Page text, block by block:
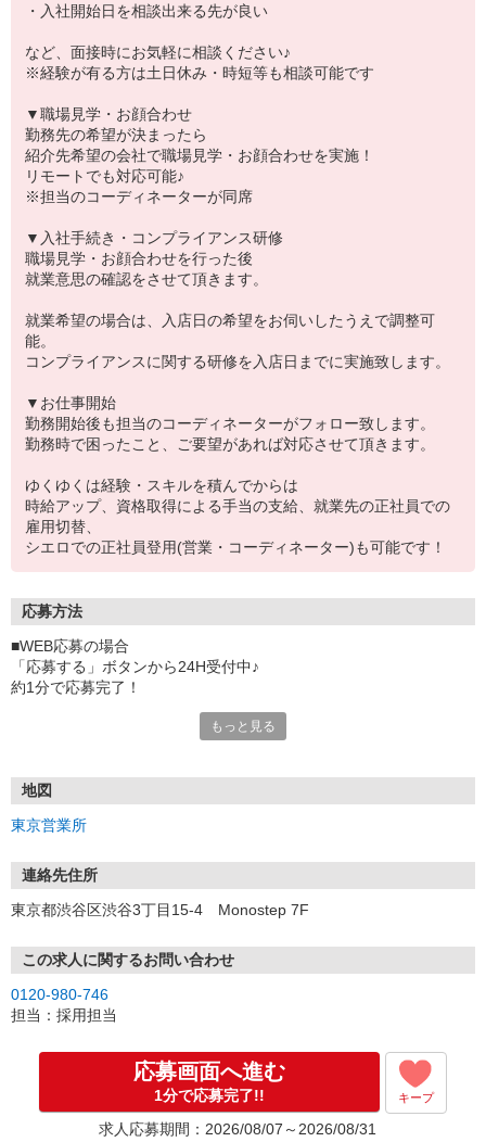
・入社開始日を相談出来る先が良い
など、面接時にお気軽に相談ください♪
※経験が有る方は土日休み・時短等も相談可能です
▼職場見学・お顔合わせ
勤務先の希望が決まったら
紹介先希望の会社で職場見学・お顔合わせを実施！
リモートでも対応可能♪
※担当のコーディネーターが同席
▼入社手続き・コンプライアンス研修
職場見学・お顔合わせを行った後
就業意思の確認をさせて頂きます。
就業希望の場合は、入店日の希望をお伺いしたうえで調整可
能。
コンプライアンスに関する研修を入店日までに実施致します。
▼お仕事開始
勤務開始後も担当のコーディネーターがフォロー致します。
勤務時で困ったこと、ご要望があれば対応させて頂きます。
ゆくゆくは経験・スキルを積んでからは
時給アップ、資格取得による手当の支給、就業先の正社員での
雇用切替、
シエロでの正社員登用(営業・コーディネーター)も可能です！
応募方法
■WEB応募の場合
「応募する」ボタンから24H受付中♪
約1分で応募完了！
①応募から3営業日を目安に、メールorお電話でご連絡します。
★スマホでWEB面接（LINEなど）・出張面接・事務所面接と選べま
す
③面接実施（履歴書不要）
※ご希望があれば、職場見学の調整もOKです！
お気軽にご応募ください♪
もっと見る
地図
東京営業所
連絡先住所
東京都渋谷区渋谷3丁目15-4 Monostep 7F
この求人に関するお問い合わせ
0120-980-746
担当：採用担当
応募画面へ進む
1分で応募完了!! キープ
求人応募期間：2026/08/07～2026/08/31